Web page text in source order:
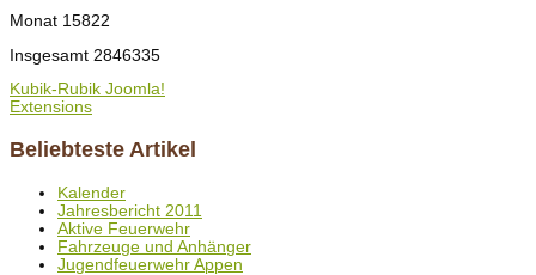
Monat 15822
Insgesamt 2846335
Kubik-Rubik Joomla!
Extensions
Beliebteste Artikel
Kalender
Jahresbericht 2011
Aktive Feuerwehr
Fahrzeuge und Anhänger
Jugendfeuerwehr Appen